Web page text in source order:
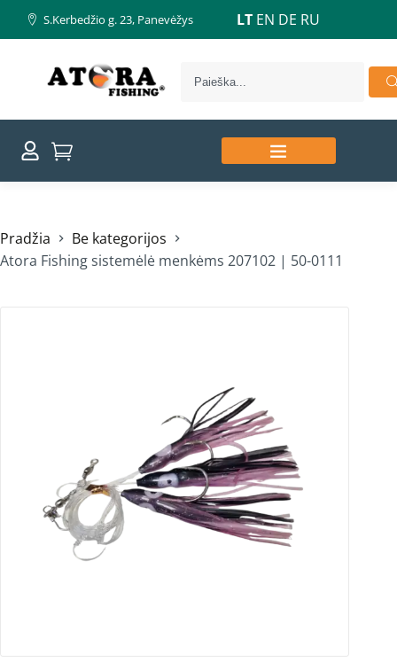
S.Kerbedžio g. 23, Panevėžys LT EN DE RU
Pradžia
Be kategorijos
Atora Fishing sistemėlė menkėms 207102 | 50-0111